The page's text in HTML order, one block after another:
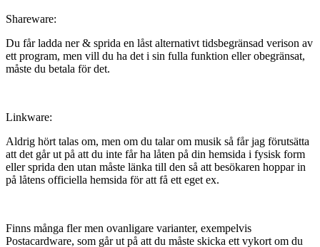
Shareware:
Du får ladda ner & sprida en låst alternativt tidsbegränsad verison av
ett program, men vill du ha det i sin fulla funktion eller obegränsat,
måste du betala för det.
Linkware:
Aldrig hört talas om, men om du talar om musik så får jag förutsätta
att det går ut på att du inte får ha låten på din hemsida i fysisk form
eller sprida den utan måste länka till den så att besökaren hoppar in
på låtens officiella hemsida för att få ett eget ex.
Finns många fler men ovanligare varianter, exempelvis
Postacardware, som går ut på att du måste skicka ett vykort om du